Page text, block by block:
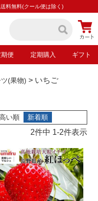
料無料(クール便は除く)
便 定期購入 ギフト
(果物) いちご
い順 新着順
2件中 1-2件表示